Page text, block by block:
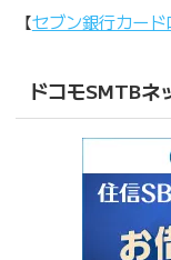
【セブン銀行カー
ドコモSMTBネ